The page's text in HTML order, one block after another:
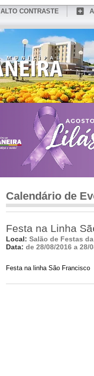
ALTO CONTRASTE
CONHEÇA MEDIANEIRA
Calendário de
Festa na Linha
Local: Salão de Festas
Data: de 28/08/2016 a 28/
Festa na linha São Francisco